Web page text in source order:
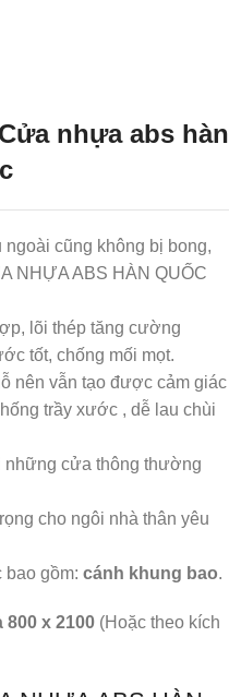
Cửa nhựa abs hàn
cũng không bị bong,
NHỰA ABS HÀN QUỐC
lõi thép tăng cường
tốt, chống mối mọt.
nên vẫn tạo được cảm giác
trầy xước , dễ lau chùi
cửa thông thường
cho ngôi nhà thân yêu
bao gồm: cánh khung bao.
800 x 2100 (Hoặc theo kích